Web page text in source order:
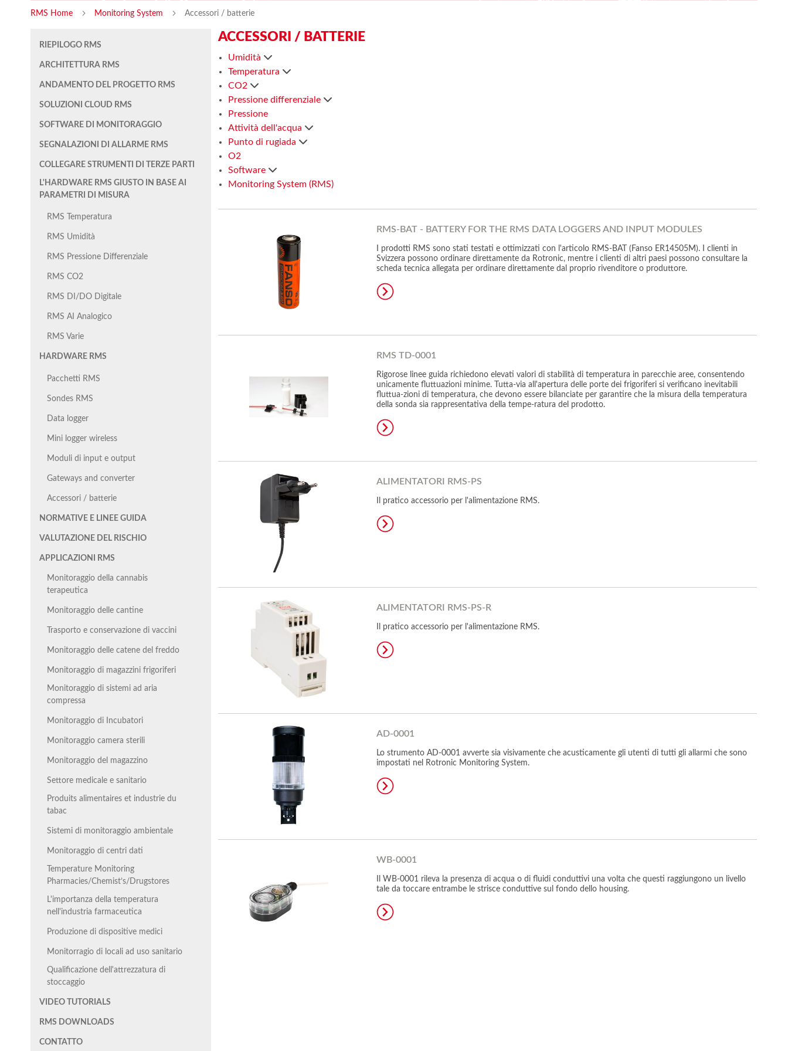
RMS Home Monitoring System Accessori / batterie
RIEPILOGO RMS
ARCHITETTURA RMS
ANDAMENTO DEL PROGETTO RMS
SOLUZIONI CLOUD RMS
SOFTWARE DI MONITORAGGIO
SEGNALAZIONI DI ALLARME RMS
COLLEGARE STRUMENTI DI TERZE PARTI
L'HARDWARE RMS GIUSTO IN BASE AI
PARAMETRI DI MISURA
RMS Temperatura
RMS Umidità
RMS Pressione Differenziale
RMS CO2
RMS DI/DO Digitale
RMS AI Analogico
RMS Varie
HARDWARE RMS
Pacchetti RMS
Sondes RMS
Data logger
Mini logger wireless
Moduli di input e output
Gateways and converter
Accessori / batterie
NORMATIVE E LINEE GUIDA
VALUTAZIONE DEL RISCHIO
APPLICAZIONI RMS
Monitoraggio della cannabis
terapeutica
Monitoraggio delle cantine
Trasporto e conservazione di vaccini
Monitoraggio delle catene del freddo
Monitoraggio di magazzini frigoriferi
Monitoraggio di sistemi ad aria
compressa
Monitoraggio di Incubatori
Monitoraggio camera sterili
Monitoraggio del magazzino
Settore medicale e sanitario
Produits alimentaires et industrie du
tabac
Sistemi di monitoraggio ambientale
Monitoraggio di centri dati
Temperature Monitoring
Pharmacies/Chemist’s/Drugstores
L'importanza della temperatura
nell'industria farmaceutica
Produzione di dispositive medici
Monitorragio di locali ad uso sanitario
Qualificazione dell'attrezzatura di
stoccaggio
VIDEO TUTORIALS
RMS DOWNLOADS
CONTATTO
ACCESSORI / BATTERIE
Umidità
Temperatura
CO2
Pressione differenziale
Pressione
Attività dell'acqua
Punto di rugiada
O2
Software
Monitoring System (RMS)
RMS-BAT - BATTERY FOR THE RMS DATA LOGGERS AND INPUT MODULES
I prodotti RMS sono stati testati e ottimizzati con l'articolo RMS-BAT (Fanso ER14505M). I clienti in
Svizzera possono ordinare direttamente da Rotronic, mentre i clienti di altri paesi possono consultare la
scheda tecnica allegata per ordinare direttamente dal proprio rivenditore o produttore.
RMS TD-0001
Rigorose linee guida richiedono elevati valori di stabilità di temperatura in parecchie aree, consentendo
unicamente fluttuazioni minime. Tutta-via all'apertura delle porte dei frigoriferi si verificano inevitabili
fluttua-zioni di temperatura, che devono essere bilanciate per garantire che la misura della temperatura
della sonda sia rappresentativa della tempe-ratura del prodotto.
ALIMENTATORI RMS-PS
Il pratico accessorio per l'alimentazione RMS.
ALIMENTATORI RMS-PS-R
Il pratico accessorio per l'alimentazione RMS.
AD-0001
Lo strumento AD-0001 avverte sia visivamente che acusticamente gli utenti di tutti gli allarmi che sono
impostati nel Rotronic Monitoring System.
WB-0001
Il WB-0001 rileva la presenza di acqua o di fluidi conduttivi una volta che questi raggiungono un livello
tale da toccare entrambe le strisce conduttive sul fondo dello housing.